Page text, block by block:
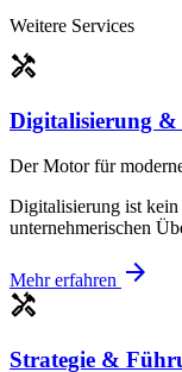
Weitere Services
handyman
Digitalisierung
Der Motor für
Digitalisierung ist kein
unternehmerischen
Mehr erfahren arrow_forward
handyman
Strategie &